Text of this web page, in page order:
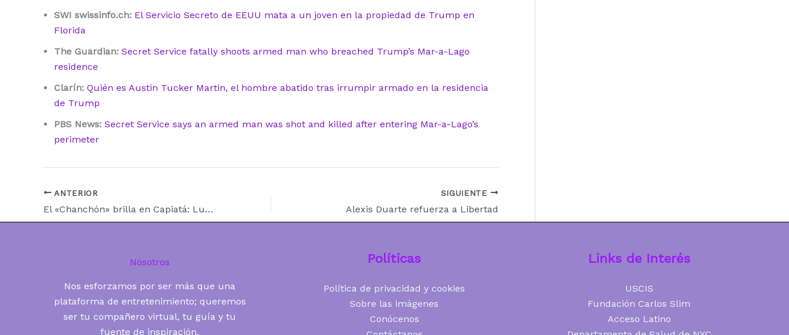
SWI swissinfo.ch: El Servicio Secreto de EEUU mata a un joven en la propiedad de Trump en
Florida
The Guardian: Secret Service fatally shoots armed man who breached Trump’s Mar-a-Lago
residence
Clarín: Quién es Austin Tucker Martin, el hombre abatido tras irrumpir armado en la residencia
de Trump
PBS News: Secret Service says an armed man was shot and killed after entering Mar-a-Lago’s
perimeter
ANTERIOR
El «Chanchón» brilla en Capiatá: Luqueño tumba a un Guaraní herido
SIGUIENTE
Alexis Duarte refuerza a Libertad
Nosotros
Nos esforzamos por ser más que una
plataforma de entretenimiento; queremos
ser tu compañero virtual, tu guía y tu
fuente de inspiración.
Políticas
Política de privacidad y cookies
Sobre las imágenes
Conócenos
Links de Interés
USCIS
Fundación Carlos Slim
Acceso Latino